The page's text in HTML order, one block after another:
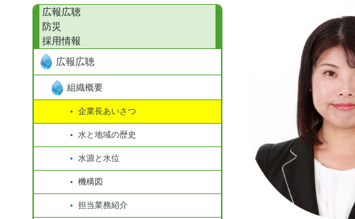
広報広聴
防災
採用情報
広報広聴
組織概要
企業長あいさつ
水と地域の歴史
水源と水位
機構図
担当業務紹介